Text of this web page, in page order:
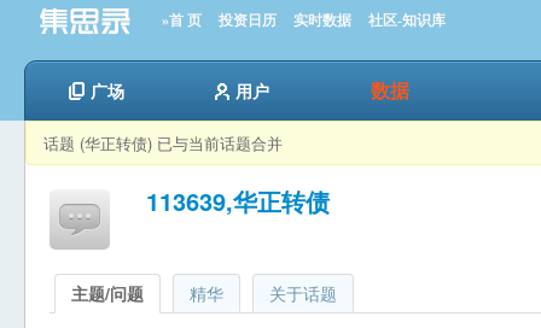
»首 页 投资日历 实时数据 社区-知识库
广场 用户 数据
话题 (华正转债) 已与当前话题合并
113639,华正转债
主题/问题 精华 关于话题